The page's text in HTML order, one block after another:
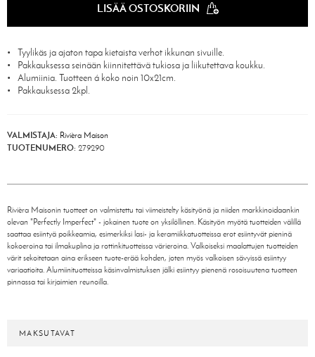
LISÄÄ OSTOSKORIIN
Tyylikäs ja ajaton tapa kietaista verhot ikkunan sivuille.
Pakkauksessa seinään kiinnitettävä tukiosa ja liikutettava koukku.
Alumiinia. Tuotteen á koko noin 10x21cm.
Pakkauksessa 2kpl.
VALMISTAJA: Rivièra Maison
TUOTENUMERO: 279290
Rivièra Maisonin tuotteet on valmistettu tai viimeistelty käsityönä ja niiden markkinoidaankin
olevan "Perfectly Imperfect" - jokainen tuote on yksilöllinen. Käsityön myötä tuotteiden välillä
saattaa esiintyä poikkeamia, esimerkiksi lasi- ja keramiikkatuotteissa erot esiintyvät pieninä
kokoeroina tai ilmakuplina ja rottinkituotteissa värieroina. Valkoiseksi maalattujen tuotteiden
värit sekoitetaan aina erikseen tuote-erää kohden, joten myös valkoisen sävyissä esiintyy
variaatioita. Alumiinituotteissa käsinvalmistuksen jälki esiintyy pienenä rosoisuutena tuotteen
pinnassa tai kirjaimien reunoilla.
MAKSUTAVAT